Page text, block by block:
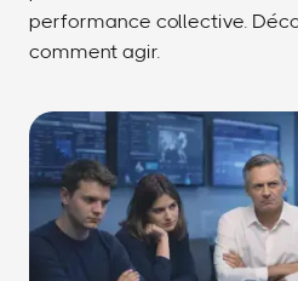
performance collective.
comment agir.